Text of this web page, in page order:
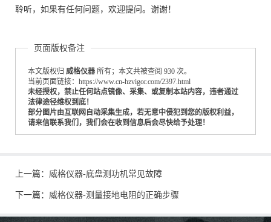
聆听，如果有任何问题，欢迎提问。谢谢！
页面版权备注
本文版权归 威格仪器 所有；本文共被查阅 930 次。
当前页面链接：https://www.cn-hzvigor.com/2397.html
未经授权，禁止任何站点镜像、采集、或复制本站内容，违者通过
法律途径维权到底！
部分图片由互联网自动采集生成，若无意中侵犯到您的版权利益，
请来信联系我们，我们会在收到信息后会尽快给予处理！
上一篇： 威格仪器-底盘测功机常见故障
下一篇： 威格仪器-测量接地电阻的正确步骤